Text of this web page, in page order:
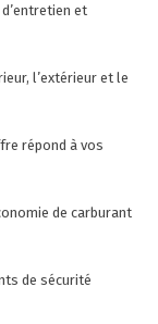
et
l’extérieur et le
répond à vos
de carburant
de sécurité